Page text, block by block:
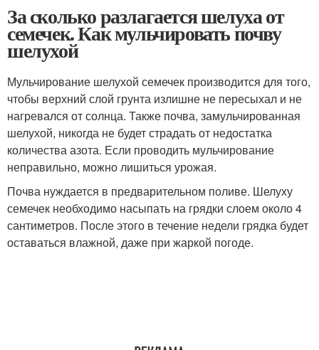
За сколько разлагается шелуха от
семечек. Как мульчировать почву
шелухой
Мульчирование шелухой семечек производится для того,
чтобы верхний слой грунта излишне не пересыхал и не
нагревался от солнца. Также почва, замульчированная
шелухой, никогда не будет страдать от недостатка
количества азота. Если проводить мульчирование
неправильно, можно лишиться урожая.
Почва нуждается в предварительном поливе. Шелуху
семечек необходимо насыпать на грядки слоем около 4
сантиметров. После этого в течение недели грядка будет
оставаться влажной, даже при жаркой погоде.